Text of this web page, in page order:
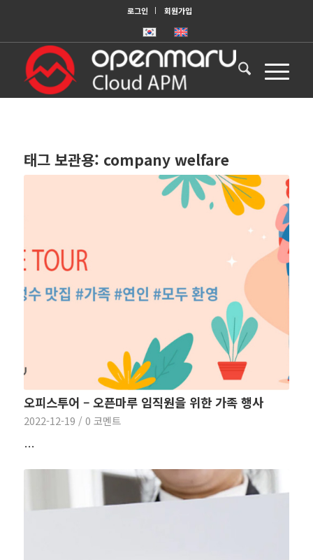
로그인 회원가입
태그 보관용: company welfare
오피스투어 – 오픈마루 임직원을 위한 가족 행사
2022-12-19 / 0 코멘트
…